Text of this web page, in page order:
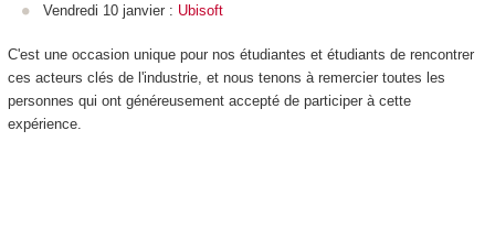
Vendredi 10 janvier : Ubisoft
C'est une occasion unique pour nos étudiantes et étudiants de rencontrer
ces acteurs clés de l'industrie, et nous tenons à remercier toutes les
personnes qui ont généreusement accepté de participer à cette
expérience.